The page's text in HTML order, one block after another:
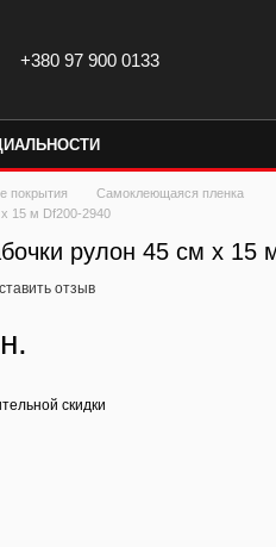
+380 97 900 0133
покрытия
Самоклеющаяся пленка
15 м Df200-2940
рулон 45 см х 15
отзыв
скидки